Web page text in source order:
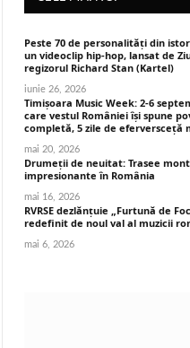
Peste 70 de personalități din
un videoclip hip-hop, lansat de
regizorul Richard Stan (Kartel)
iunie 26, 2026
Timișoara Music Week: 2-6
care vestul României își spune
completă, 5 zile de eferversceță
mai 20, 2026
Drumeții de neuitat: Trasee
impresionante în România
mai 16, 2026
RVRSE dezlănțuie „Furtună de
redefinit de noul val al muzicii
mai 6, 2026